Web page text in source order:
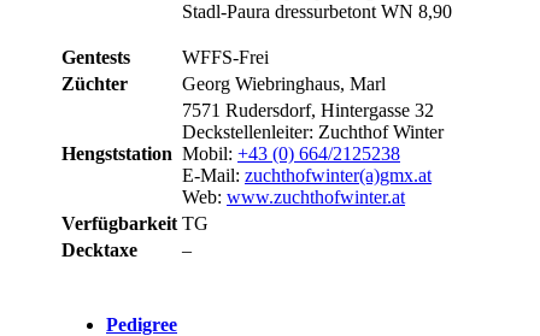
Stadl-Paura dressurbetont WN 8,90
Gentests
WFFS-Frei
Züchter
Georg Wiebringhaus, Marl
Hengststation
7571 Rudersdorf, Hintergasse 32
Deckstellenleiter: Zuchthof Winter
Mobil: +43 (0) 664/2125238
E-Mail: zuchthofwinter(a)gmx.at
Web: www.zuchthofwinter.at
Verfügbarkeit TG
Decktaxe
–
Pedigree